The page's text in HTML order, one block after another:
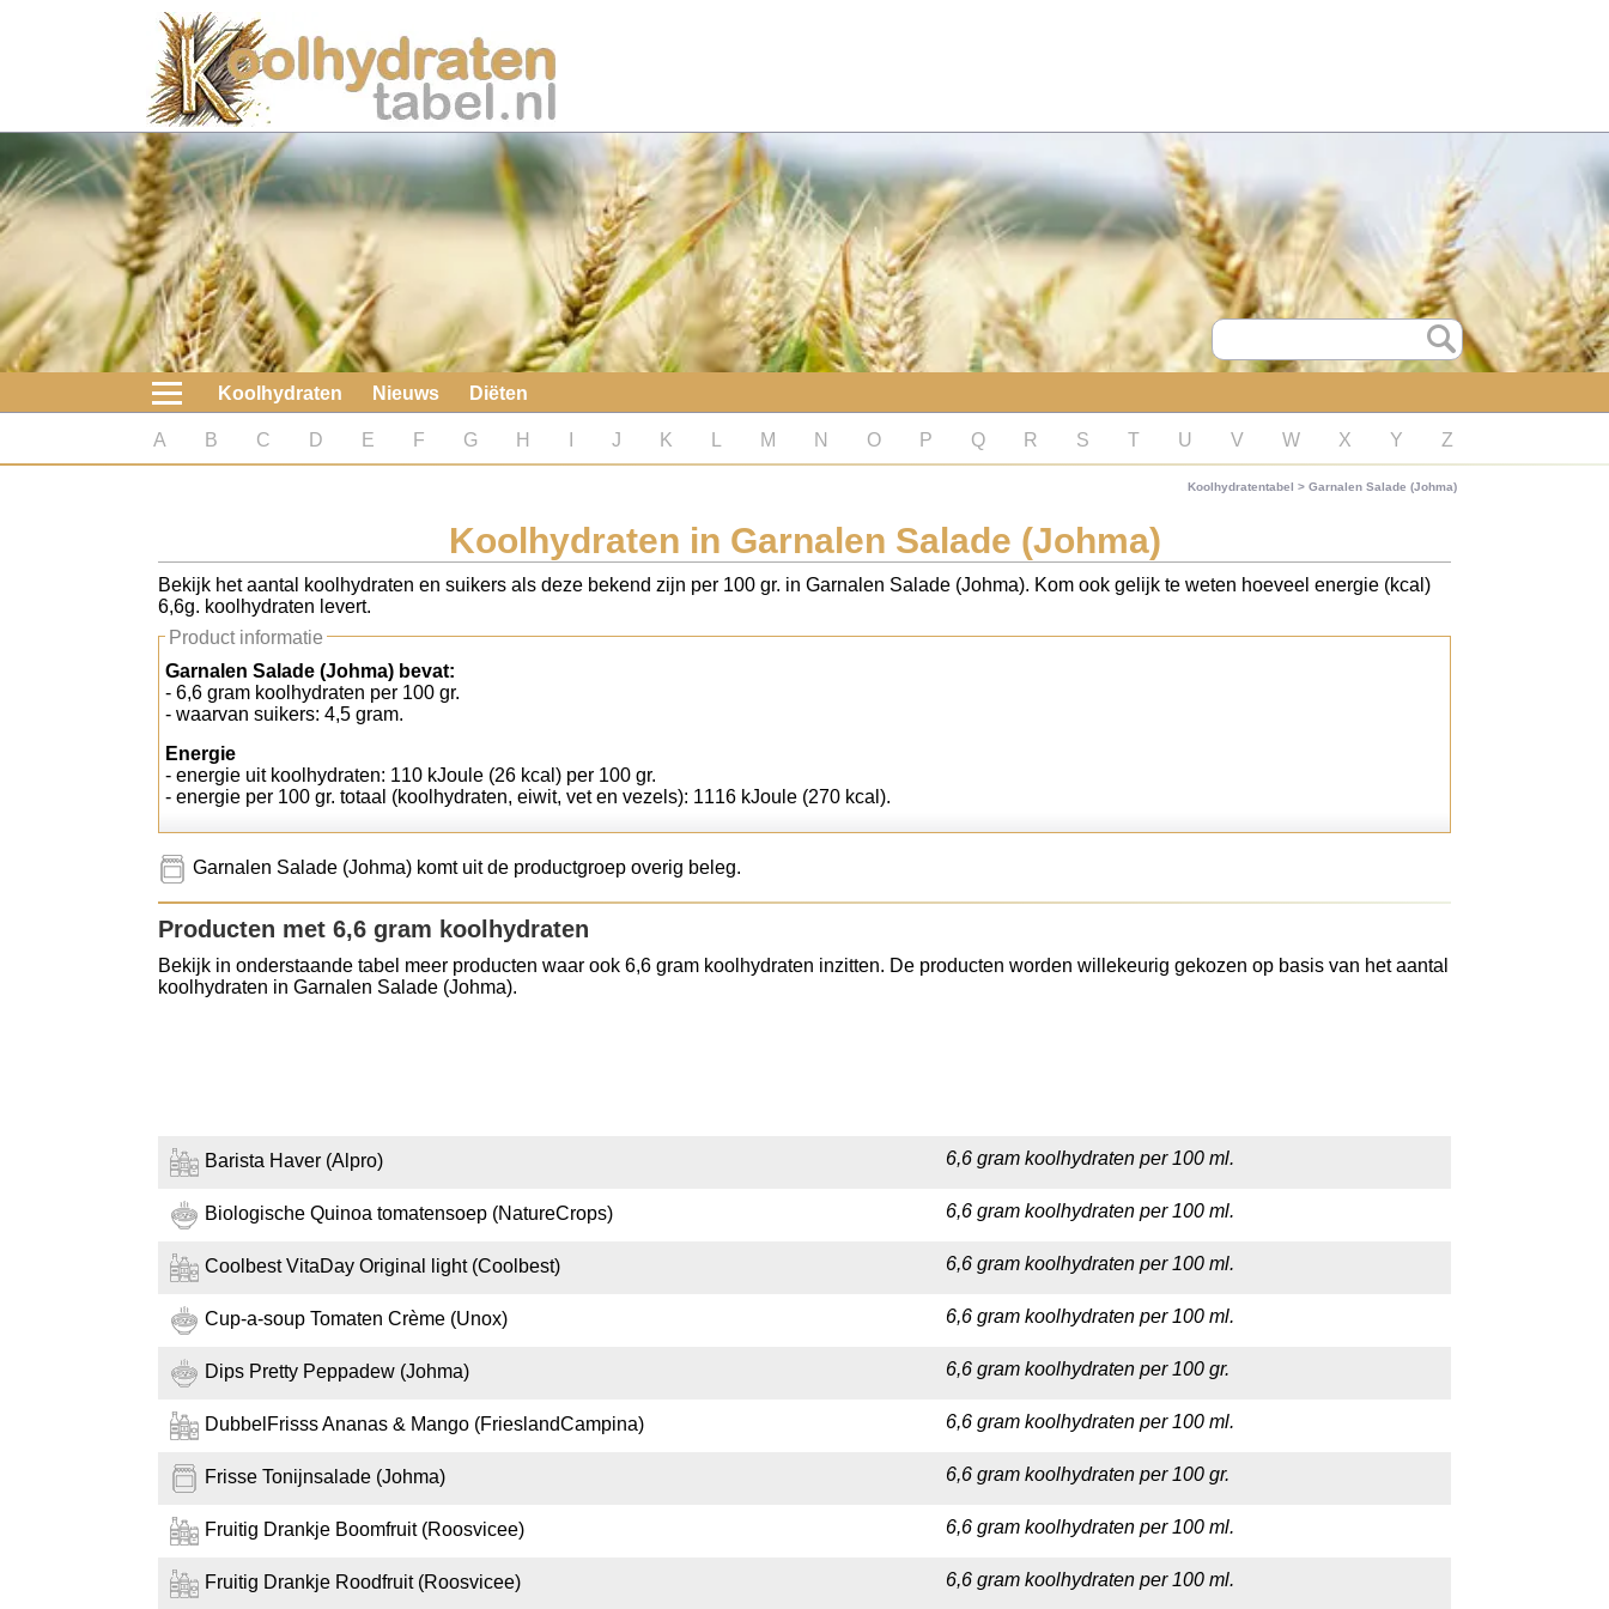
Koolhydraten
Nieuws
Koolhydraatarme diëten
Boeken
koolhydraatarme diëten
Diabetes test
Koolhydraten tellen
Koolhydraten Nieuws Diëten
A B C D E F G H J K M N O P Q R S T U V W X Y Z
Koolhydratentabel > Garnalen Salade (Johma)
Koolhydraten in Garnalen Salade (Johma)
Bekijk het aantal koolhydraten en suikers als deze bekend zijn per 100 gr. in Garnalen Salade (Johma). Kom ook gelijk te weten hoeveel energie (kcal)
6,6g. koolhydraten levert.
Product informatie
Garnalen Salade (Johma) bevat:
- 6,6 gram koolhydraten per 100 gr.
- waarvan suikers: 4,5 gram.
Energie
- energie uit koolhydraten: 110 kJoule (26 kcal) per 100 gr.
- energie per 100 gr. totaal (koolhydraten, eiwit, vet en vezels): 1116 kJoule (270 kcal).
Garnalen Salade (Johma) komt uit de productgroep overig beleg.
Producten met 6,6 gram koolhydraten
Bekijk in onderstaande tabel meer producten waar ook 6,6 gram koolhydraten inzitten. De producten worden willekeurig gekozen op basis van het aantal
koolhydraten in Garnalen Salade (Johma).
Barista Haver (Alpro) 6,6 gram koolhydraten per 100 ml.
Biologische Quinoa tomatensoep (NatureCrops) 6,6 gram koolhydraten per 100 ml.
Coolbest VitaDay Original light (Coolbest) 6,6 gram koolhydraten per 100 ml.
Cup-a-soup Tomaten Crème (Unox) 6,6 gram koolhydraten per 100 ml.
Dips Pretty Peppadew (Johma) 6,6 gram koolhydraten per 100 gr.
DubbelFrisss Ananas & Mango (FrieslandCampina) 6,6 gram koolhydraten per 100 ml.
Frisse Tonijnsalade (Johma) 6,6 gram koolhydraten per 100 gr.
Fruitig Drankje Boomfruit (Roosvicee) 6,6 gram koolhydraten per 100 ml.
Fruitig Drankje Roodfruit (Roosvicee) 6,6 gram koolhydraten per 100 ml.